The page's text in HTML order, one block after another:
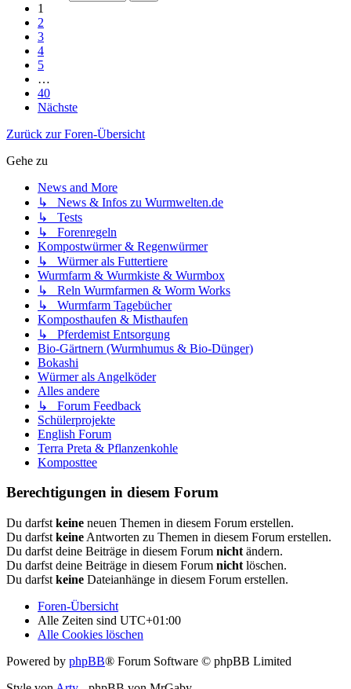
1
2
3
4
5
…
40
Nächste
Zurück zur Foren-Übersicht
Gehe zu
News and More
↳ News & Infos zu Wurmwelten.de
↳ Tests
↳ Forenregeln
Kompostwürmer & Regenwürmer
↳ Würmer als Futtertiere
Wurmfarm & Wurmkiste & Wurmbox
↳ Reln Wurmfarmen & Worm Works
↳ Wurmfarm Tagebücher
Komposthaufen & Misthaufen
↳ Pferdemist Entsorgung
Bio-Gärtnern (Wurmhumus & Bio-Dünger)
Bokashi
Würmer als Angelköder
Alles andere
↳ Forum Feedback
Schülerprojekte
English Forum
Terra Preta & Pflanzenkohle
Komposttee
Berechtigungen in diesem Forum
Du darfst keine neuen Themen in diesem Forum erstellen.
Du darfst keine Antworten zu Themen in diesem Forum erstellen.
Du darfst deine Beiträge in diesem Forum nicht ändern.
Du darfst deine Beiträge in diesem Forum nicht löschen.
Du darfst keine Dateianhänge in diesem Forum erstellen.
Foren-Übersicht
Alle Zeiten sind UTC+01:00
Alle Cookies löschen
Powered by phpBB® Forum Software © phpBB Limited